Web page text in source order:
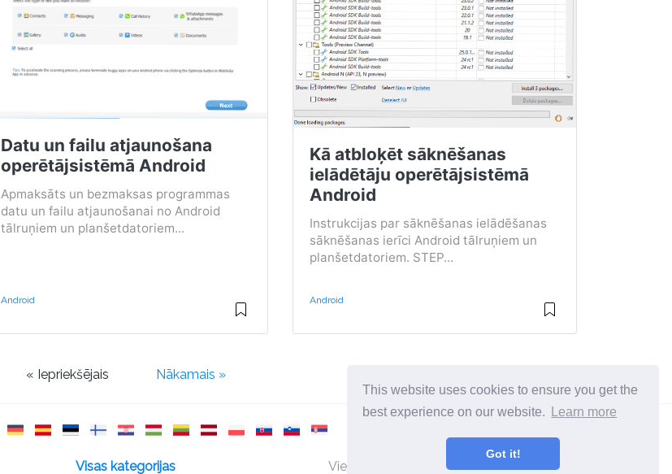
This website uses cookies to ensure you get the
best experience on our website.
Learn more
Got it!
Datu un failu atjaunošana
operētājsistēmā Android
Apmaksāts un bezmaksas programmas
datu un failu atjaunošanai no Android
tālruņiem un planšetdatoriem...
Android
Kā atbloķēt sāknēšanas
ielādētāju operētājsistēmā
Android
Instrukcijas par sāknēšanas ielādēšanas
sāknēšanas ierīci Android tālruņiem un
planšetdatoriem. STEP...
Android
« Iepriekšējais Nākamais »
Visas kategorijas Vietne par datoriem un operētājsistēmām